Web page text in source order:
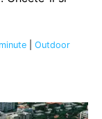
Outdoor